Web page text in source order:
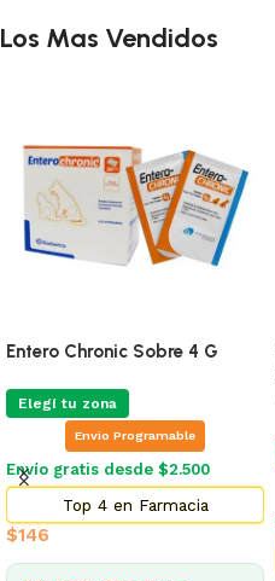
Los Mas Vendidos
Entero Chronic Sobre 4 G
Elegí tu zona
Envio Programable
Envío gratis desde $2.500
Top 4 en Farmacia
$146